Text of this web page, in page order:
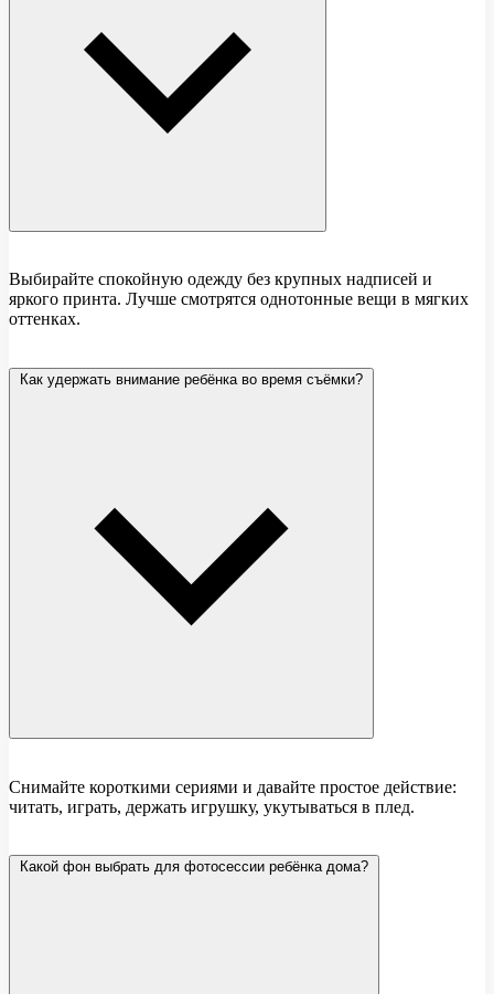
Выбирайте спокойную одежду без крупных надписей и
яркого принта. Лучше смотрятся однотонные вещи в мягких
оттенках.
Как удержать внимание ребёнка во время съёмки?
Снимайте короткими сериями и давайте простое действие:
читать, играть, держать игрушку, укутываться в плед.
Какой фон выбрать для фотосессии ребёнка дома?